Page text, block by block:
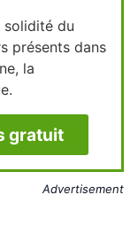
solidité du
présents dans
la
gratuit
Advertisement